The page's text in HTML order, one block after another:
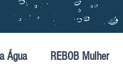
Água REBOB Mulher